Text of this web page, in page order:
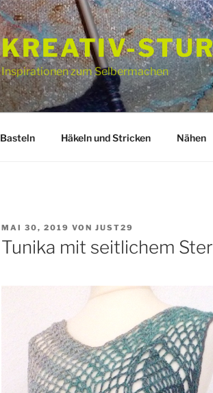
KREATIV-
Inspirationen zum Selbermachen
Basteln Häkeln und Stricken Nähen
VERÖFFENTLICHT
AM
MAI 30, 2019 VON JUST29
Tunika mit seitlichem